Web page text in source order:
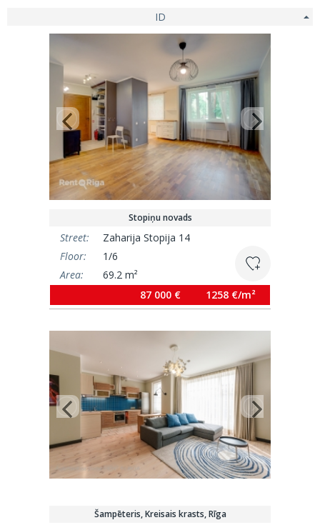
ID
Stopiņu novads
Street:
Zaharija Stopija 14
Floor:
1/6
Area:
69.2 m²
87 000 €
1258 €/m²
Šampēteris, Kreisais krasts, Rīga